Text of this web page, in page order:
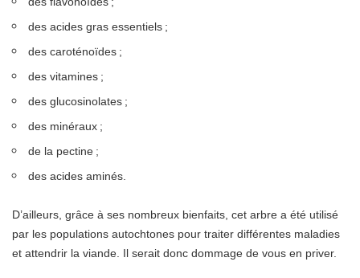
des acides gras essentiels ;
des caroténoïdes ;
des vitamines ;
des glucosinolates ;
des minéraux ;
de la pectine ;
des acides aminés.
D’ailleurs, grâce à ses nombreux bienfaits, cet arbre a été utilisé
par les populations autochtones pour traiter différentes maladies
et attendrir la viande. Il serait donc dommage de vous en priver.